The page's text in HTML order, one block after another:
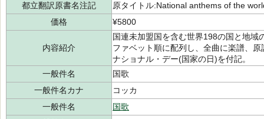
都立翻訳原書名注記
原タイトル:National anthems of the
価格
¥5800
内容紹介
国連未加盟国を含む世界198の国と地
ファベット順に配列し、全曲に楽譜、
ナショナル・デー(国家の日)を付記。
一般件名
国歌
一般件名カナ
コッカ
一般件名
国歌